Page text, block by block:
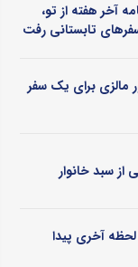
آخر هفته از تو،
تابستانی رفت
مالزی برای یک سفر
سبد خانوار
لحظه آخری پیدا